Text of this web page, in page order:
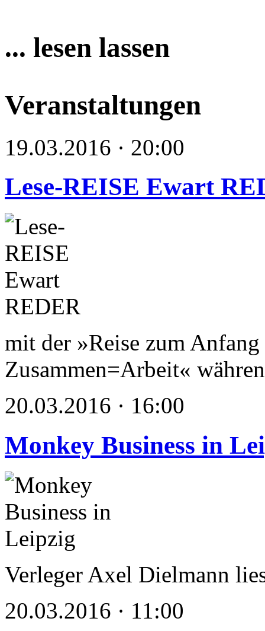
... lesen lassen
Veranstaltungen
19.03.2016 · 20:00
Lese-REISE Ewart
mit der »Reise zum
Zusammen=Arbeit«
20.03.2016 · 16:00
Monkey Business in
Verleger Axel Dielmann
20.03.2016 · 11:00